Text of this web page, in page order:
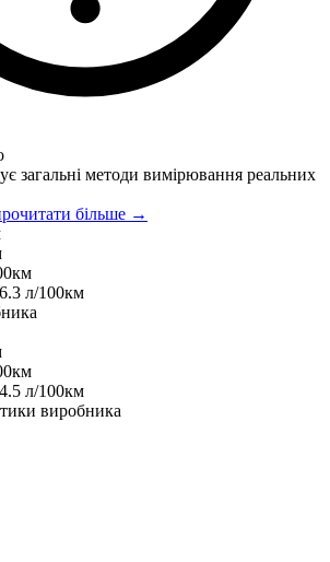
загальні методи вимірювання реальних
більше →
6.3 л/100км
4.5 л/100км
виробника